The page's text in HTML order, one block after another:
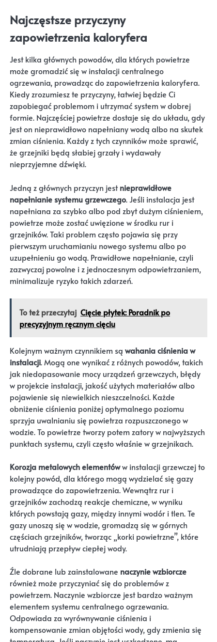
Najczęstsze przyczyny
zapowietrzenia kaloryfera
Jest kilka głównych powodów, dla których powietrze
może gromadzić się w instalacji centralnego
ogrzewania, prowadząc do zapowietrzenia kaloryfera.
Kiedy zrozumiesz te przyczyny, łatwiej będzie Ci
zapobiegać problemom i utrzymać system w dobrej
formie. Najczęściej powietrze dostaje się do układu, gdy
jest on nieprawidłowo napełniany wodą albo na skutek
zmian ciśnienia. Każdy z tych czynników może sprawić,
że grzejniki będą słabiej grzały i wydawały
nieprzyjemne dźwięki.
Jedną z głównych przyczyn jestnieprawidłowe
napełnianie systemu grzewczego. Jeśli instalacja jest
napełniana za szybko albo pod zbyt dużym ciśnieniem,
powietrze może zostać uwięzione w środku rur i
grzejników. Taki problem często pojawia się przy
pierwszym uruchamianiu nowego systemu albo po
uzupełnieniu go wodą. Prawidłowe napełnianie, czyli
zazwyczaj powolne i z jednoczesnym odpowietrzaniem,
minimalizuje ryzyko takich zdarzeń.
To też przeczytaj Cięcie płytek: Poradnik po
precyzyjnym ręcznym cięciu
Kolejnym ważnym czynnikiem są wahania ciśnienia w
instalacji. Mogą one wynikać z różnych powodów, takich
jak niedopasowanie mocy urządzeń grzewczych, błędy
w projekcie instalacji, jakość użytych materiałów albo
pojawienie się niewielkich nieszczelności. Każde
obniżenie ciśnienia poniżej optymalnego poziomu
sprzyja uwalnianiu się powietrza rozpuszczonego w
wodzie. To powietrze tworzy potem zatory w najwyższych
punktach systemu, czyli często właśnie w grzejnikach.
Korozja metalowych elementóww instalacji grzewczej to
kolejny powód, dla którego mogą wydzielać się gazy
prowadzące do zapowietrzenia. Wewnątrz rur i
grzejników zachodzą reakcje chemiczne, w wyniku
których powstają gazy, między innymi wodór i tlen. Te
gazy unoszą się w wodzie, gromadzą się w górnych
częściach grzejników, tworząc „korki powietrzne”, które
utrudniają przepływ ciepłej wody.
Źle dobrane lub zainstalowane naczynie wzbiorcze
również może przyczyniać się do problemów z
powietrzem. Naczynie wzbiorcze jest bardzo ważnym
elementem systemu centralnego ogrzewania.
Odpowiada za wyrównywanie ciśnienia i
kompensowanie zmian objętości wody, gdy zmienia się